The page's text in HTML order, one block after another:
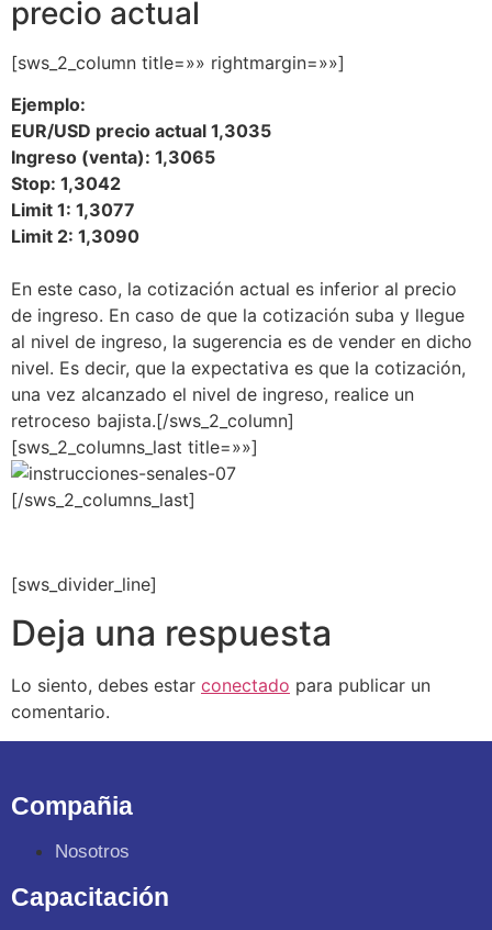
precio actual
[sws_2_column title=»» rightmargin=»»]
Ejemplo:
EUR/USD precio actual 1,3035
Ingreso (venta): 1,3065
Stop: 1,3042
Limit 1: 1,3077
Limit 2: 1,3090
En este caso, la cotización actual es inferior al precio
de ingreso. En caso de que la cotización suba y llegue
al nivel de ingreso, la sugerencia es de vender en dicho
nivel. Es decir, que la expectativa es que la cotización,
una vez alcanzado el nivel de ingreso, realice un
retroceso bajista.[/sws_2_column]
[sws_2_columns_last title=»»]
[/sws_2_columns_last]
[sws_divider_line]
Deja una respuesta
Lo siento, debes estar conectado para publicar un
comentario.
Compañia
Nosotros
Capacitación